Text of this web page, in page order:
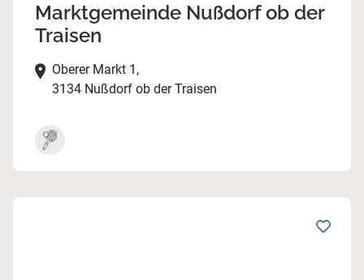
Marktgemeinde Nußdorf ob der
Traisen
Oberer Markt 1,
3134 Nußdorf ob der Traisen